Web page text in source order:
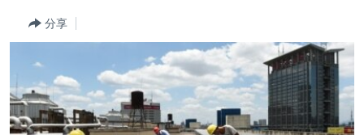
到
航
跳
转
最新国际新闻
印太
中东
欧洲
分类新闻
经济·金融·贸易
人权·法律·宗教
科教·文娱·体健
美中关系
热点专题
白宫要闻
VOA视频
分享